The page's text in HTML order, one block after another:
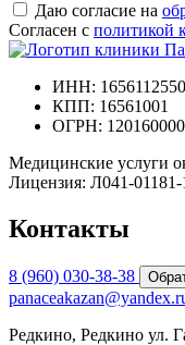
Даю согласие на
Согласен с политикой
ИНН: 1656112550
КПП: 16561001
ОГРН:
Медицинские услуги
Лицензия: Л041-01181-
Контакты
8 (960) 030-38-38
Редкино, Редкино ул.